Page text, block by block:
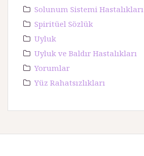
Solunum Sistemi Hastalıkları
Spiritüel Sözlük
Uyluk
Uyluk ve Baldır Hastalıkları
Yorumlar
Yüz Rahatsızlıkları